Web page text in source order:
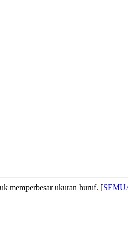
memperbesar ukuran huruf. [